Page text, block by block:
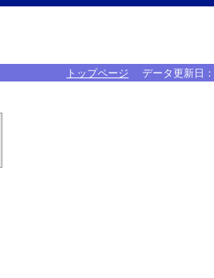
トップページ データ更新日：